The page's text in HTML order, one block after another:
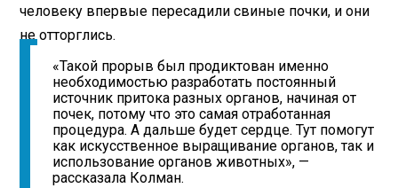
человеку впервые пересадили свиные почки, и они
не отторглись.
«Такой прорыв был продиктован именно
необходимостью разработать постоянный
источник притока разных органов, начиная от
почек, потому что это самая отработанная
процедура. А дальше будет сердце. Тут помогут
как искусственное выращивание органов, так и
использование органов животных», —
рассказала Колман.